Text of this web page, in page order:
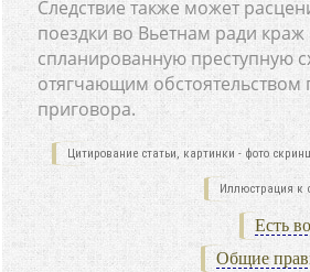
Следствие также может
поездки во Вьетнам ради краж
спланированную преступную
отягчающим
приговора.
Цитирование статьи, картинки - фото
Иллюстрация к
Есть
Общие